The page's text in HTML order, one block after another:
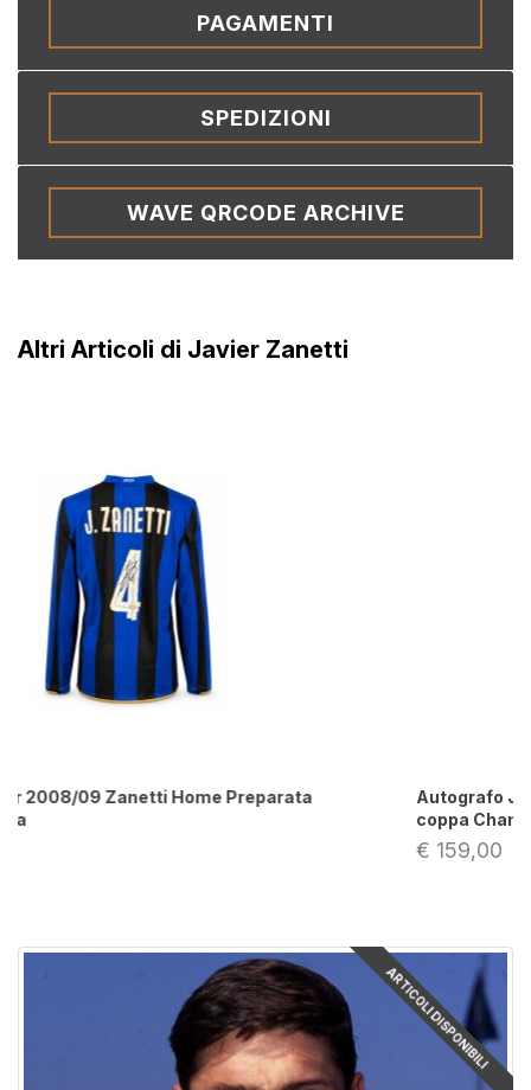
ARTICOLI DISPONIBILI
PAGAMENTI
SPEDIZIONI
WAVE QRCODE ARCHIVE
Altri Articoli di Javier Zanetti
Autografo Javier Zanetti foto A3 a colori con